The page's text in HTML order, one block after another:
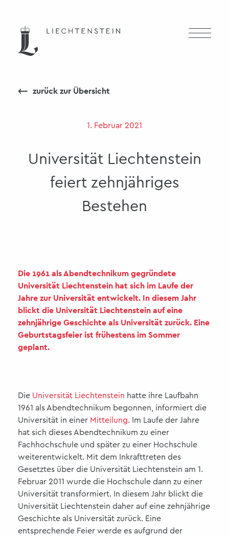
⟵ zurück zur Übersicht
Universität Liechtenstein
feiert zehnjähriges
Bestehen
1. Februar 2021
Die 1961 als Abendtechnikum gegründete
Universität Liechtenstein hat sich im Laufe der
Jahre zur Universität entwickelt. In diesem Jahr
blickt die Universität Liechtenstein auf eine
zehnjährige Geschichte als Universität zurück. Eine
Geburtstagsfeier ist frühestens im Sommer
geplant.
Die Universität Liechtenstein hatte ihre Laufbahn
1961 als Abendtechnikum begonnen, informiert die
Universität in einer Mitteilung. Im Laufe der Jahre
hat sich dieses Abendtechnikum zu einer
Fachhochschule und später zu einer Hochschule
weiterentwickelt. Mit dem Inkrafttreten des
Gesetztes über die Universität Liechtenstein am 1.
Februar 2011 wurde die Hochschule dann zu einer
Universität transformiert. In diesem Jahr blickt die
Universität Liechtenstein daher auf eine zehnjährige
Geschichte als Universität zurück. Eine
entsprechende Feier werde es aufgrund der